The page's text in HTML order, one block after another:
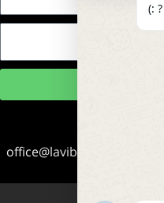
office@lavibetnua.co.il
:)